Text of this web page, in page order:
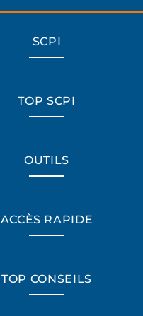
SCPI
TOP SCPI
OUTILS
ACCÈS RAPIDE
TOP CONSEILS